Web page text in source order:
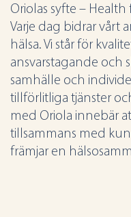
Oriolas syfte –
Varje dag bidrar vårt
hälsa. Vi står för
ansvarstagande och
samhälle och
tillförlitliga tjänster
med Oriola innebär
tillsammans med
främjar en